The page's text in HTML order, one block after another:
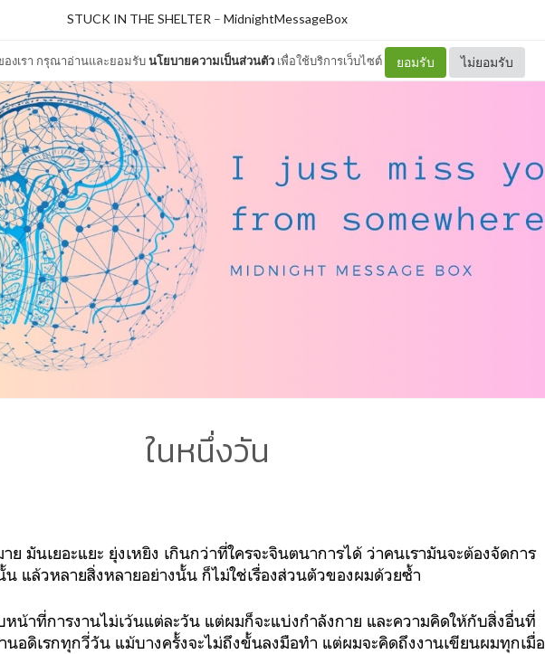
องเรา กรุณาอ่านและยอมรับนโยบายความเป็นส่วนตัว เพื่อใช้บริการเว็บไซต์ ยอมรับ ไม่ยอมรับ
STUCK IN THE SHELTER – MidnightMessageBox
ในหนึ่งวัน
ย มันเยอะแยะ ยุ่งเหยิง เกินกว่าที่ใครจะจินตนาการได้ ว่าคนเรามันจะต้องจัดการ
น แล้วหลายสิ่งหลายอย่างนั้น ก็ไม่ใช่เรื่องส่วนตัวของผมด้วยซ้ำ
น้าที่การงานไม่เว้นแต่ละวัน แต่ผมก็จะแบ่งกำลังกาย และความคิดให้กับสิ่งอื่นที่
นอดิเรกทุกวี่วัน แม้บางครั้งจะไม่ถึงขั้นลงมือทำ แต่ผมจะคิดถึงงานเขียนผมทุกเมื่อ